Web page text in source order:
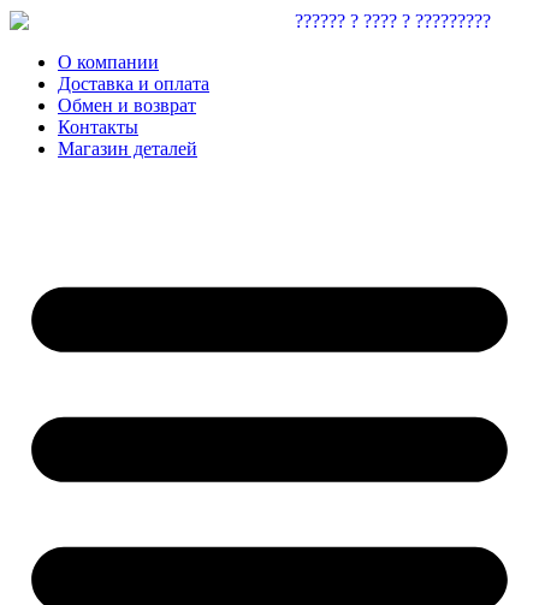
О компании
Доставка и оплата
Обмен и возврат
Контакты
Магазин деталей